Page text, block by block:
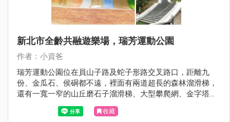
新北市全齡共融遊樂場，瑞芳運動公園
作者：小資爸
瑞芳運動公園位在員山子路及蛇子形路交叉路口，距離九
份、金瓜石、侯硐都不遠，裡面有兩道超長的森林溜滑梯，
還有一寬一窄的山丘磨石子溜滑梯、大型攀爬網、金字塔攀
爬架、多功能攀爬組、旋轉杯、多人旋轉盤、沙坑、鳥巢鞦
韆跟一般鞦韆，設施超級豐富，是親子踏青的好選擇。
收藏